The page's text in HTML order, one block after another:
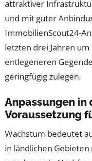
attraktiver
und mit guter
ImmobilienScout24-
letzten drei Jahren
entlegeneren
geringfügig zulegen.
Anpassungen
Voraussetzung
Wachstum bedeutet
in ländlichen